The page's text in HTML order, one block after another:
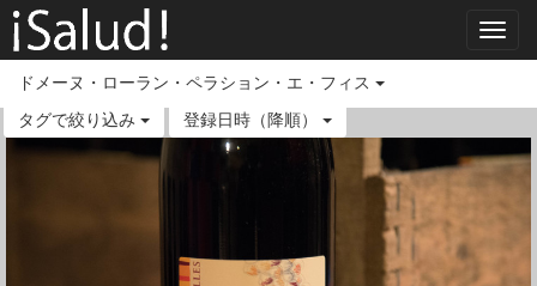
ドメーヌ・ローラン・ペラション・エ・フィス
タグで絞り込み
登録日時（降順）